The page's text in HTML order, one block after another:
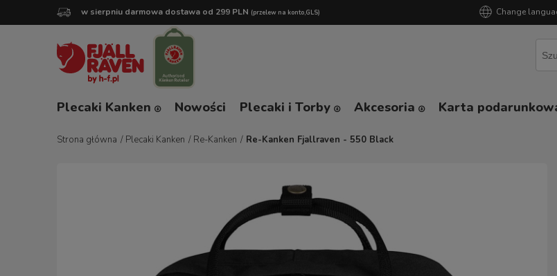
w sierpniu darmowa dostawa od 299 PLN (przelew na konto,GLS)
Change
Plecaki Kanken Nowości Plecaki i Torby Akcesoria Karta
Strona główna / Plecaki Kanken / Re-Kanken / Re-Kanken Fjallraven - 550 Black